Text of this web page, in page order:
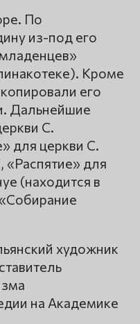
По
из-под его
Кроме
его
Дальнейшие
С.
для церкви С.
для
(находится в
художник
на Академике